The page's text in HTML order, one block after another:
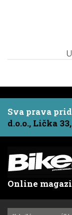
Sva prava
d.o.o., Lička
Online